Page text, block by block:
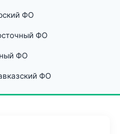
ФО
ФО
ФО
ФО